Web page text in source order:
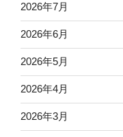
2026年7月
2026年6月
2026年5月
2026年4月
2026年3月